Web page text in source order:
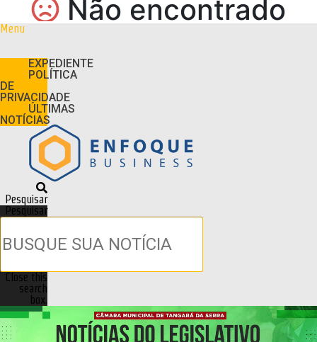
Menu
EXPEDIENTE
POLÍTICA
DE
PRIVACIDADE
ÚLTIMAS
NOTÍCIAS
Pesquisar
Pesquisar
Close this
search
box.
Previous
Next
UTILIDADE PÚBLICA